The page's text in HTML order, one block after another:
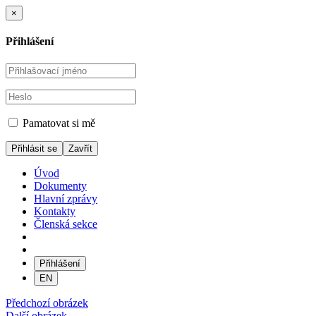
×
Přihlášení
Pamatovat si mě
Zavřít
Úvod
Dokumenty
Hlavní zprávy
Kontakty
Členská sekce
Přihlášení
EN
Předchozí obrázek